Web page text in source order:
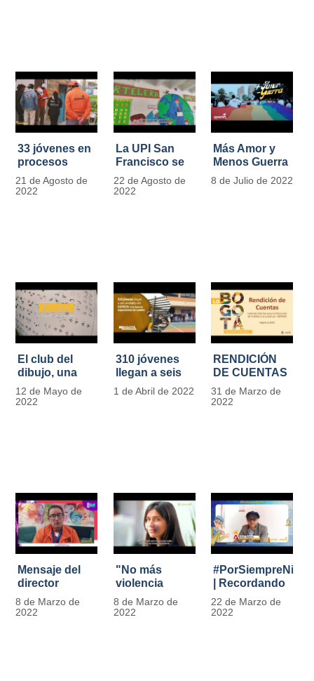
33 jóvenes en
procesos
legales por
tensiones con
21 de Agosto de
2022
La UPI San
Francisco se
llena de color
y vida con la
22 de Agosto de
2022
Más Amor y
Menos Guerra
8 de Julio de 2022
El club del
dibujo, una
apuesta para
formar
12 de Mayo de
2022
310 jóvenes
llegan a seis
unidades del
IDIPRON con
1 de Abril de 2022
RENDICIÓN
DE CUENTAS
IDIPRON |
Vigencia 2021
31 de Marzo de
2022
Mensaje del
director
Carlos Marín |
Día
8 de Marzo de
2022
"No más
violencia
contra la
mujer" | 8
8 de Marzo de
2022
| Recordando
al Padre
Javier de
22 de Marzo de
2022